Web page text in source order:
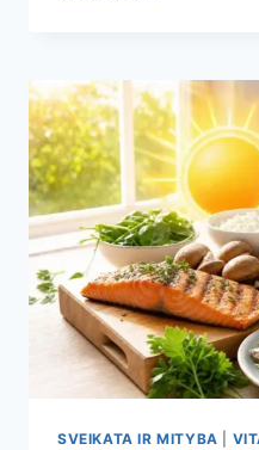
JŲ
TIKRAI
REIKIA,
KIEK
VARTOTI
IR
KOKIŲ
KLAIDŲ
VENGTI?
SVEIKATA IR MITYBA